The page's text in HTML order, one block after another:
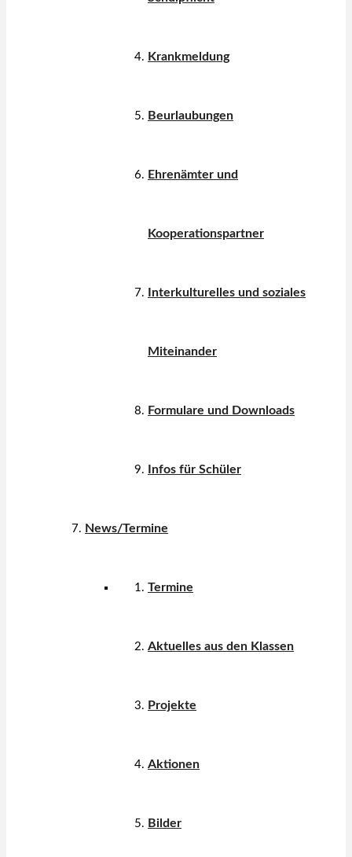
Krankmeldung
Beurlaubungen
Ehrenämter und
Kooperationspartner
Interkulturelles und soziales
Miteinander
Formulare und Downloads
Infos für Schüler
News/Termine
Termine
Aktuelles aus den Klassen
Projekte
Aktionen
Bilder